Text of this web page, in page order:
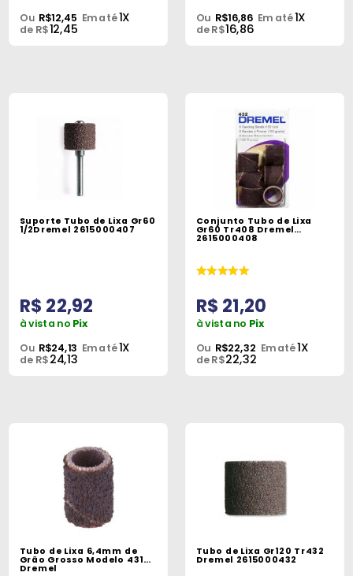
Ou R$12,45 Em até1X
de R$12,45
Ou R$16,86 Em até1X
de R$16,86
Suporte Tubo de Lixa Gr60
1/2Dremel 2615000407
R$ 22,92
à vista no Pix
Ou R$24,13 Em até1X
de R$24,13
Conjunto Tubo de Lixa
Gr60 Tr408 Dremel
2615000408
R$ 21,20
à vista no Pix
Ou R$22,32 Em até1X
de R$22,32
Tubo de Lixa 6,4mm de
Grão Grosso Modelo 431
Dremel
Tubo de Lixa Gr120 Tr432
Dremel 2615000432